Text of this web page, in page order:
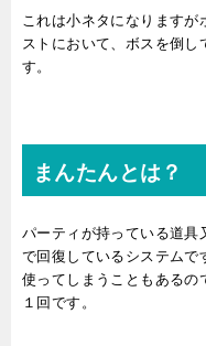
これは小ネタになります
ストにおいて、ボスを倒し
す。
まんたんとは？
パーティが持っている道具
で回復しているシステムで
使ってしまうこともあるの
１回です。